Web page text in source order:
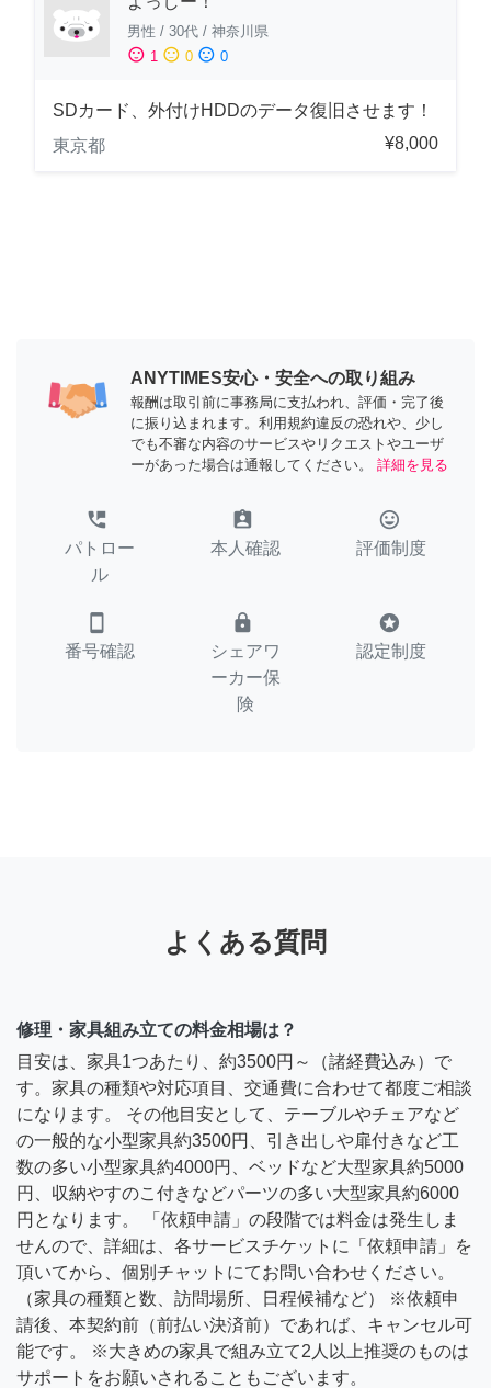
男性 / 30代 / 神奈川県
sentiment_satisfied 1 sentiment_neutral 0 sentiment_dissatisfied 0
SDカード、外付けHDDのデータ復旧させます！
東京都
¥8,000
ANYTIMES安心・安全への取り組み
報酬は取引前に事務局に支払われ、評価・完了後
に振り込まれます。利用規約違反の恐れや、少し
でも不審な内容のサービスやリクエストやユーザ
ーがあった場合は通報してください。
詳細を見る
perm_phone_msg
パトロー
ル
assignment_ind
本人確認
tag_faces
評価制度
smartphone
番号確認
lock
シェアワ
ーカー保
険
stars
認定制度
よくある質問
修理・家具組み立ての料金相場は？
目安は、家具1つあたり、約3500円～（諸経費込み）で
す。家具の種類や対応項目、交通費に合わせて都度ご相談
になります。 その他目安として、テーブルやチェアなど
の一般的な小型家具約3500円、引き出しや扉付きなど工
数の多い小型家具約4000円、ベッドなど大型家具約5000
円、収納やすのこ付きなどパーツの多い大型家具約6000
円となります。 「依頼申請」の段階では料金は発生しま
せんので、詳細は、各サービスチケットに「依頼申請」を
頂いてから、個別チャットにてお問い合わせください。
（家具の種類と数、訪問場所、日程候補など） ※依頼申
請後、本契約前（前払い決済前）であれば、キャンセル可
能です。 ※大きめの家具で組み立て2人以上推奨のものは
サポートをお願いされることもございます。